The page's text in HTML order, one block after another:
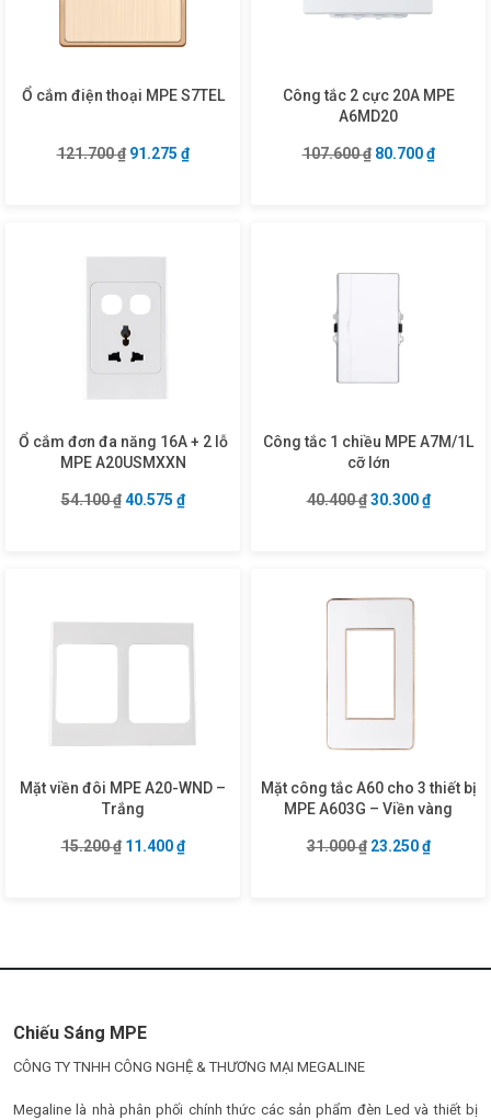
Ổ cắm điện thoại MPE S7TEL
121.700₫ Giá gốc là: 121.700 ₫.
91.275 ₫Giá hiện tại là: 91.275 ₫.
Công tắc 2 cực 20A MPE
A6MD20
107.600₫ Giá gốc là:
80.700₫Giá
Ổ cắm đơn đa năng 16A + 2 lỗ
MPE A20USMXXN
54.100₫ Giá gốc là: 54.100 ₫.
40.575 ₫Giá hiện tại là: 40.575 ₫.
Công tắc 1 chiều MPE A7M/1L
cỡ lớn
40.400₫ Giá gốc là:
30.300₫Giá hiện
Mặt viền đôi MPE A20-WND –
Trắng
15.200₫ Giá gốc là: 15.200 ₫.
11.400₫Giá hiện tại là: 11.400 ₫.
Mặt công tắc A60 cho 3 thiết bị
MPE A603G – Viền vàng
31.000₫ Giá gốc là:
23.250₫Giá hiện
Chiếu Sáng MPE
CÔNG TY TNHH CÔNG NGHỆ & THƯƠNG MẠI MEGALINE
Megaline là nhà phân phối chính thức các sản phẩm đèn Led và thiết bị